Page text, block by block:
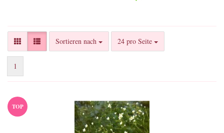
Sortieren nach
Sortieren nach 24 pro Seite
pro Seite
1
TOP